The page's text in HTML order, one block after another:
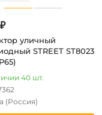
уличный
STREET ST8023
40 шт.
(Россия)